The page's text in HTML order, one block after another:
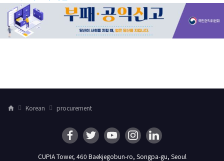
H
Korean procurement
CUPIA Tower, 460 Baekjegobun-ro, Songpa-gu, Seoul